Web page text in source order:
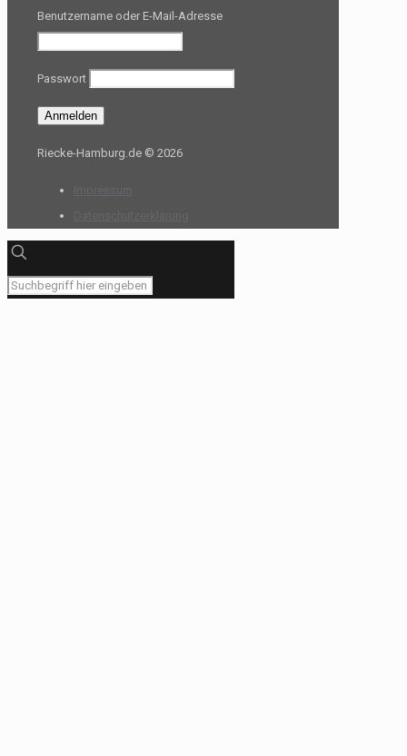
Benutzername oder E-Mail-Adresse
Passwort
Riecke-Hamburg.de © 2026
Impressum
Datenschutzerklärung